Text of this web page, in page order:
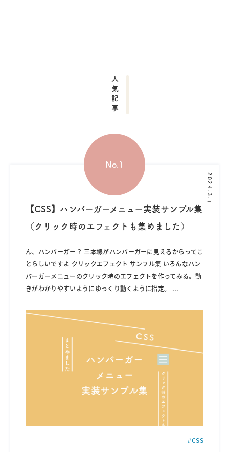
人気記事
2024.3.1
【CSS】ハンバーガーメニュー実装サンプル集
（クリック時のエフェクトも集めました）
ん、ハンバーガー？ 三本線がハンバーガーに見えるからってこ
とらしいですよ クリックエフェクト サンプル集 いろんなハン
バーガーメニューのクリック時のエフェクトを作ってみる。動
きがわかりやすいようにゆっくり動くように指定。
...
CSS